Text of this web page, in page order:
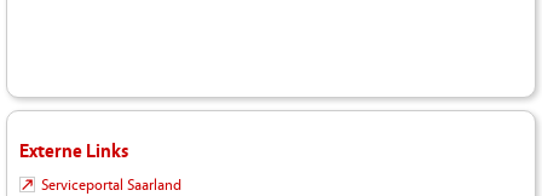
Externe Links
Serviceportal Saarland